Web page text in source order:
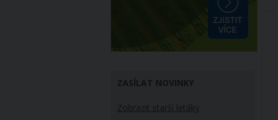
návarové pouzdro pro
ZASÍLAT NOVINKY
Zobrazit starší letáky